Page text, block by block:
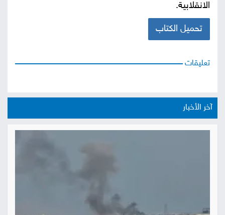
الانقلابية.
تحميل الكتاب
تعليقات
آخر الأخبار